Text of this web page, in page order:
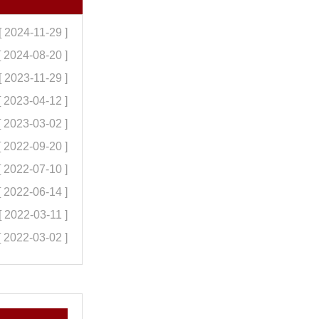
2024-11-29 ]
2024-08-20 ]
2023-11-29 ]
2023-04-12 ]
2023-03-02 ]
2022-09-20 ]
2022-07-10 ]
2022-06-14 ]
2022-03-11 ]
2022-03-02 ]